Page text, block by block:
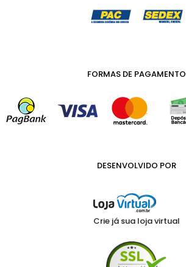
FORMAS DE PAGAMENTO
DESENVOLVIDO POR
Crie já sua loja virtual